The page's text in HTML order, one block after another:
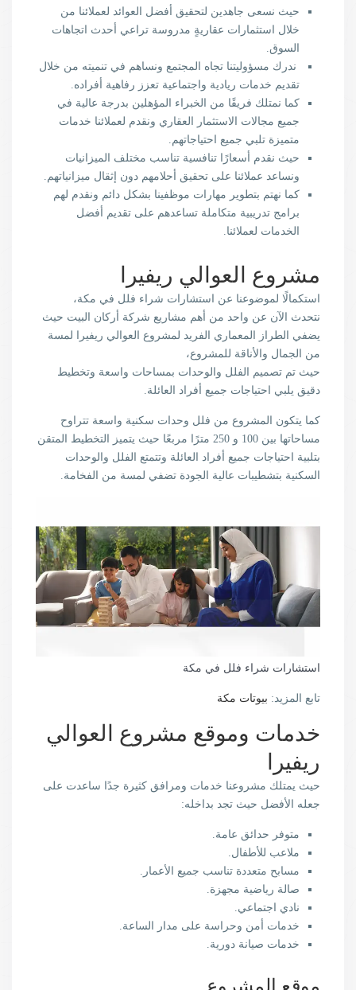
حيث نسعى جاهدين لتحقيق أفضل العوائد لعملائنا من
خلال استثمارات عقاريةٍ مدروسة تراعي أحدث اتجاهات
السوق.
ندرك مسؤوليتنا تجاه المجتمع ونساهم في تنميته من خلال
تقديم خدمات ريادية واجتماعية تعزز رفاهية أفراده.
كما نمتلك فريقًا من الخبراء المؤهلين بدرجة عالية في
جميع مجالات الاستثمار العقاري ونقدم لعملائنا خدمات
متميزة تلبي جميع احتياجاتهم.
حيث نقدم أسعارًا تنافسية تناسب مختلف الميزانيات
ونساعد عملائنا على تحقيق أحلامهم دون إثقال ميزانياتهم.
كما نهتم بتطوير مهارات موظفينا بشكل دائم ونقدم لهم
برامج تدريبية متكاملة تساعدهم على تقديم أفضل
الخدمات لعملائنا.
مشروع العوالي ريفيرا
استكمالًا لموضوعنا عن استشارات شراء فلل في مكة،
نتحدث الآن عن واحد من أهم مشاريع شركة أركان البيت حيث
يضفي الطراز المعماري الفريد لمشروع العوالي ريفيرا لمسة
من الجمال والأناقة للمشروع،
حيث تم تصميم الفلل والوحدات بمساحات واسعة وتخطيط
دقيق يلبي احتياجات جميع أفراد العائلة.
كما يتكون المشروع من فلل وحدات سكنية واسعة تتراوح
مساحاتها بين 100 و 250 مترًا مربعًا حيث يتميز التخطيط المتقن
بتلبية احتياجات جميع أفراد العائلة وتتمتع الفلل والوحدات
السكنية بتشطيبات عالية الجودة تضفي لمسة من الفخامة.
استشارات شراء فلل في مكة
تابع المزيد: بيوتات مكة
خدمات وموقع مشروع العوالي
ريفيرا
حيث يمتلك مشروعنا خدمات ومرافق كثيرة جدًا ساعدت على
جعله الأفضل حيث تجد بداخله:
متوفر حدائق عامة.
ملاعب للأطفال.
مسابح متعددة تناسب جميع الأعمار.
صالة رياضية مجهزة.
نادي اجتماعي.
خدمات أمن وحراسة على مدار الساعة.
خدمات صيانة دورية.